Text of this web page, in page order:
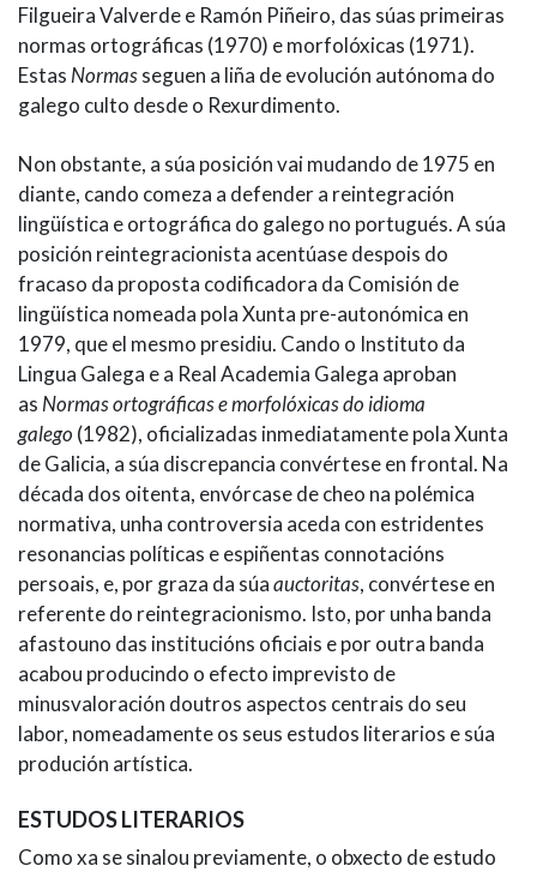
Filgueira Valverde e Ramón Piñeiro, das súas primeiras
normas ortográficas (1970) e morfolóxicas (1971).
EstasNormasseguen a liña de evolución autónoma do
galego culto desde o Rexurdimento.
Non obstante, a súa posición vai mudando de 1975 en
diante, cando comeza a defender a reintegración
lingüística e ortográfica do galego no portugués. A súa
posición reintegracionista acentúase despois do
fracaso da proposta codificadora da Comisión de
lingüística nomeada pola Xunta pre-autonómica en
1979, que el mesmo presidiu. Cando o Instituto da
Lingua Galega e a Real Academia Galega aproban
asNormas ortográficas e morfolóxicas do idioma
galego (1982), oficializadas inmediatamente pola Xunta
de Galicia, a súa discrepancia convértese en frontal. Na
década dos oitenta, envórcase de cheo na polémica
normativa, unha controversia aceda con estridentes
resonancias políticas e espiñentas connotacións
persoais, e, por graza da súaauctoritas, convértese en
referente do reintegracionismo. Isto, por unha banda
afastouno das institucións oficiais e por outra banda
acabou producindo o efecto imprevisto de
minusvaloración doutros aspectos centrais do seu
labor, nomeadamente os seus estudos literarios e súa
produción artística.
ESTUDOS LITERARIOS
Como xa se sinalou previamente, o obxecto de estudo